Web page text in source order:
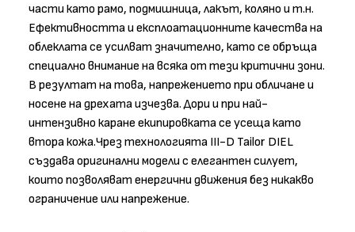
части като рамо, подмишница, лакът, коляно и т.н.
Ефективността и експлоатационните качества на
облеклата се усилват значително, като се обръща
специално внимание на всяка от тези критични зони.
В резултат на това, напрежението при обличане и
носене на дрехата изчезва. Дори и при най-
интензивно каране екипировката се усеща като
втора кожа.Чрез технологията III-D Tailor DIEL
създава оригинални модели с елегантен силует,
които позволяват енергични движения без никакво
ограничение или напрежение.